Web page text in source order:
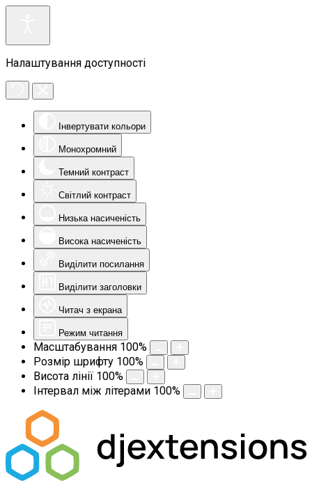
Налаштування доступності
Інвертувати кольори
Монохромний
Темний контраст
Світлий контраст
Низька насиченість
Висока насиченість
Виділити посилання
Виділити заголовки
Читач з екрана
Режим читання
Масштабування 100%
Розмір шрифту 100%
Висота лінії 100%
Інтервал між літерами 100%